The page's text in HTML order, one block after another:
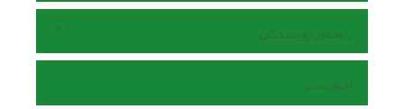
راهنمای نویسندگان
اخلاق نشر